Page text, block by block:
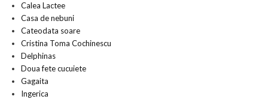
Calea Lactee
Casa de nebuni
Cateodata soare
Cristina Toma Cochinescu
Delphinas
Doua fete cucuiete
Gagaita
Ingerica